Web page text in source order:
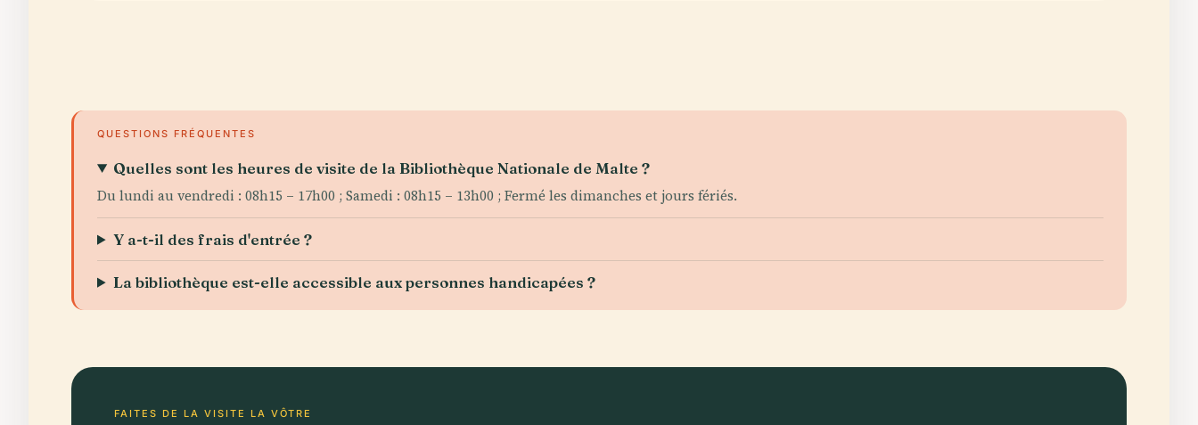
QUESTIONS FRÉQUENTES
Quelles sont les heures de visite de la Bibliothèque Nationale de Malte ?
Du lundi au vendredi : 08h15 – 17h00 ; Samedi : 08h15 – 13h00 ; Fermé les dimanches et jours fériés.
Y a-t-il des frais d'entrée ?
La bibliothèque est-elle accessible aux personnes handicapées ?
FAITES DE LA VISITE LA VÔTRE